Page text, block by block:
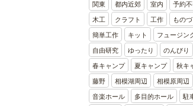
関東 都内近郊 室内 予約
木工 クラフト 工作 もの
簡単工作 キット フュージン
自由研究 ゆったり のんびり
春キャンプ 夏キャンプ 秋キ
藤野 相模湖周辺 相模原周辺
音楽ホール 多目的ホール 駐